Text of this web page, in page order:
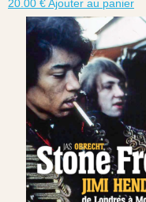
20.00 €Ajouter au panier